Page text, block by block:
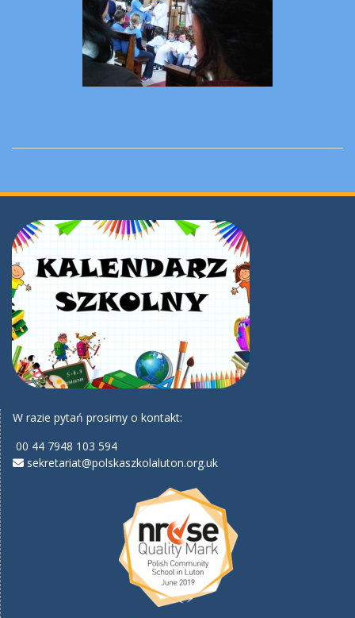
W razie pytań prosimy o kontakt:
00 44 7948 103 594
sekretariat@polskaszkolaluton.org.uk